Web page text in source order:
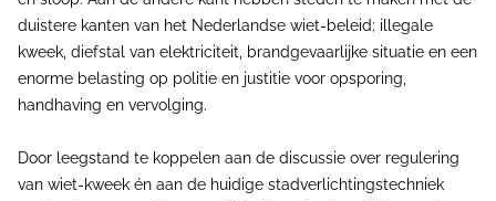
duistere kanten van het Nederlandse wiet-beleid; illegale
kweek, diefstal van elektriciteit, brandgevaarlijke situatie en een
enorme belasting op politie en justitie voor opsporing,
handhaving en vervolging.
Door leegstand te koppelen aan de discussie over regulering
van wiet-kweek én aan de huidige stadverlichtingstechniek